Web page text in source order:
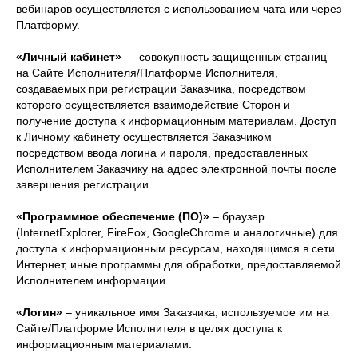
вебинаров осуществляется с использованием чата или через
Платформу.
«Личный кабинет» — совокупность защищенных страниц
на Сайте Исполнителя/Платформе Исполнителя,
создаваемых при регистрации Заказчика, посредством
которого осуществляется взаимодействие Сторон и
получение доступа к информационным материалам. Доступ
к Личному кабинету осуществляется Заказчиком
посредством ввода логина и пароля, предоставленных
Исполнителем Заказчику на адрес электронной почты после
завершения регистрации.
«Программное обеспечение (ПО)» – браузер
(InternetExplorer, FireFox, GoogleChrome и аналогичные) для
доступа к информационным ресурсам, находящимся в сети
Интернет, иные программы для обработки, предоставляемой
Исполнителем информации.
«Логин» – уникальное имя Заказчика, используемое им на
Сайте/Платформе Исполнителя в целях доступа к
информационным материалами.